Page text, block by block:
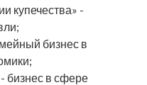
купечества» -
бизнес в
бизнес в сфере